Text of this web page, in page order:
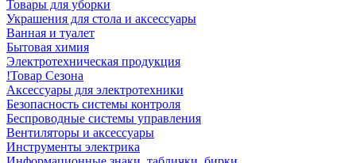
Товары для уборки
Украшения для стола и аксессуары
Ванная и туалет
Бытовая химия
Электротехническая продукция
!Товар Сезона
Аксессуары для электротехники
Безопасность системы контроля
Беспроводные системы управления
Вентиляторы и аксессуары
Инструменты электрика